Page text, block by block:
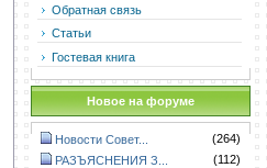
Обратная связь
Статьи
Гостевая книга
Новое на форуме
Новости Совет...
(264)
РАЗЪЯСНЕНИЯ З...
(112)